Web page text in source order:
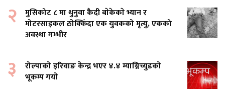
२
मुसिकोट ८ मा थुनुवा कैदी बाेकेकाे भ्यान र
मोटरसाइकल ठोक्किँदा एक युवकको मृत्यु, एकको
अवस्था गम्भीर
३
रोल्पाको इरिवाङ केन्द्र भएर ४.४ म्याग्निच्युडको
भूकम्प गयो